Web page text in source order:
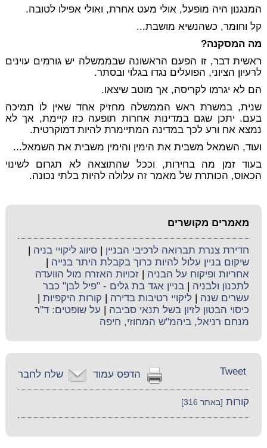
המנגנון היה מופעל, אולי מעט אחרת, ואולי אפילו לטובה.
קל וחומר, כשהנשיא מושבת...
מה המסקנה?
ראשית דבר, זו הפעם הראשונה שבממשלה יש גורמים עוינים
לרעיון הציוני, הפועלים נגדו בגלוי ובסתר.
הם לא יגרמו לקריסה, אך מוטב שיצאו.
שנית, במשרת ראש הממשלה מחזיק אחד שאין לו תמיכה
בעם. יתכן שגם במדינות אחרות תופעה כזו קיימת, אך לא
נמצא אח ורע לכך במדינה המתיימרת להיות דמוקרטית.
ועוד, השמאל משבית את הימין והימין משבית את השמאל...
בעוד זמן מה בחירות, וככל שהתוצאה לא תגרום לשינוי
הכאוס, הכותרת של מאמר זה עלולה להיות בלתי נכונה.
מאמרים מקושרים
חדירת צנרת תברואה לרכיבי הבניין |סיווג ליקויי בניה
שיקום בניין עלול להיות כרוך בקבלת היתר בנייה
אחריות ופיקוח על הבניה |זכויות האזרח מול הוועדה
לתכנון ולבניה |בניין אגד בת גלים - "פיל לבן" כבר
עשרים שנה
ליקויי רטיבות בדירה קורות היקפיות
כיסוי הבטון לזיון בשל תנאי סביבה
על שופטים: ד"ר
מנחם רניאל, ביהמ"ש המחוזי, חיפה
שלח לחבר הדפס עמוד Tweet
קורות [באתר 316]